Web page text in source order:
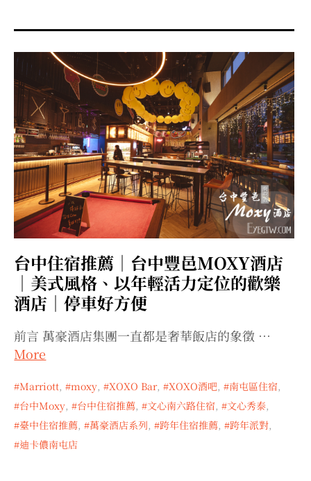
child
menu
child
menu
秘魯旅遊 child
child
menu
child
menu
child
menu
child
menu
法國旅遊 child
menu
child
menu
child
menu
child
menu
國內旅遊 child
menu
child
menu
child
menu
child
menu
child
menu
child
menu
child
menu
child
menu
child
menu
child
menu
child
menu
child
menu
child
child
店家邀約 child
menu
聯絡我
台中住宿推薦｜台中豐邑MOXY酒店
｜美式風格、以年輕活力定位的歡樂
酒店｜停車好方便
前言 萬豪酒店集團一直都是奢華飯店的象徵 …
More
Marriott, moxy, XOXO Bar, XOXO酒吧, 南屯區住宿,
台中Moxy, 台中住宿推薦, 文心南六路住宿, 文心秀泰,
臺中住宿推薦, 萬豪酒店系列, 跨年住宿推薦, 跨年派對,
迪卡儂南屯店